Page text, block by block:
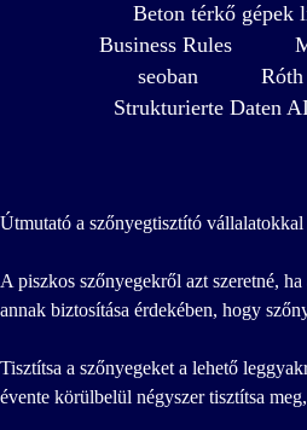
Beton térkő gépek
Business Rules
seoban
Strukturierte Daten
Útmutató a szőnyegtisztító
A piszkos szőnyegekről azt szeretné,
annak biztosítása érdekében, hogy
Tisztítsa a szőnyegeket a lehető
évente körülbelül négyszer tisztítsa